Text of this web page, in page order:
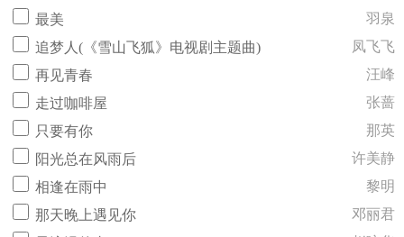
最美
羽泉
追梦人(《雪山飞狐》电视剧主题曲)
凤飞飞
再见青春
汪峰
走过咖啡屋
张蔷
只要有你
那英
阳光总在风雨后
许美静
相逢在雨中
黎明
那天晚上遇见你
邓丽君